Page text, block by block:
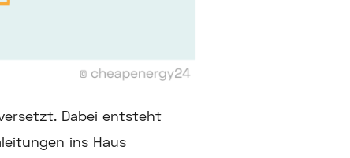
Dabei entsteht
ins Haus